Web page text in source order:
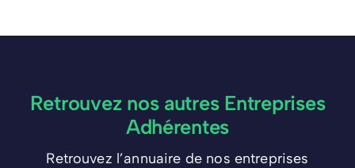
Retrouvez nos autres Entreprises
Adhérentes
Retrouvez l’annuaire de nos entreprises